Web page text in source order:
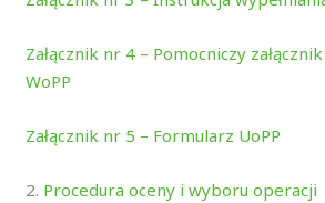
Załącznik nr 4 – Pomocniczy
WoPP
Załącznik nr 5 – Formularz UoPP
2. Procedura oceny i wyboru operacji